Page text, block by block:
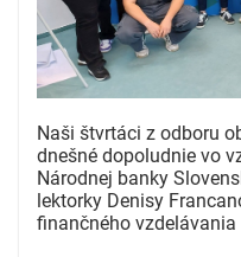
Naši štvrtáci z odboru
dnešné dopoludnie vo
Národnej banky
lektorky Denisy
finančného vzdelávania